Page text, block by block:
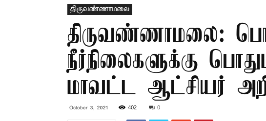
திருவண்ணாமலை
திருவண்ணாமலை:
நீர்நிலைகளுக்கு
மாவட்ட ஆட்சியர்
October 3, 2021 402 0